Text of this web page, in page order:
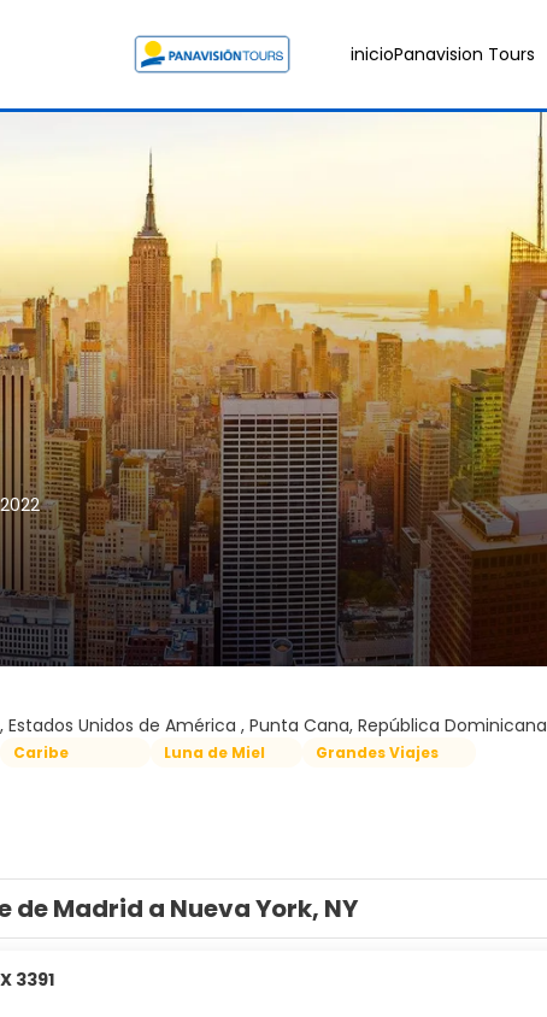
inicioPanavision Tours
Estados Unidos de América , Punta Cana, República Dominicana
Caribe Luna de Miel Grandes Viajes
de Madrid a Nueva York, NY
3391